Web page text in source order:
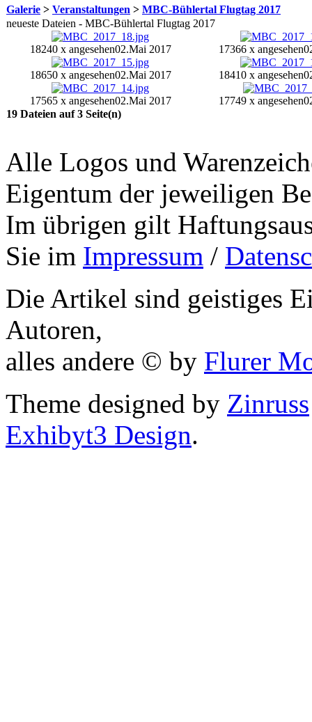
Galerie > Veranstaltungen > MBC-Bühlertal Flugtag 2017
neueste Dateien - MBC-Bühlertal Flugtag 2017
18240 x angesehen02.Mai 2017 17366 x angesehen
18650 x angesehen02.Mai 2017 18410 x angesehen
17565 x angesehen02.Mai 2017 17749 x angesehen
19 Dateien auf 3 Seite(n)
Alle Logos und
Eigentum der jeweiligen
Im übrigen gilt
Sie im Impressum /
Die Artikel sind geistiges
Autoren,
alles andere © by Flurer
Theme designed by Zinruss
Exhibyt3 Design.